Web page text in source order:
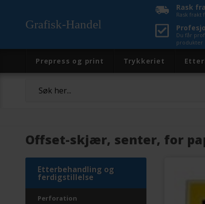
Grafisk-Handel
Rask
Rask frakt
Du får
produkter
Prepress og print Trykkeriet
Offset-skjær, senter, for
Etterbehandling og
ferdigstillelse
Perforation